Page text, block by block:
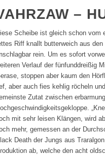
–
Scheibe ist gleich schon vom
Riff knallt butterweich aus
rein. Um es sofort
Verlauf der fünfunddreißig
stoppen aber kaum den
aber auch fies kehlig röcheln
Zutat zwischen
mit sehr leisen Klängen, wird
mehr, gemessen an der
Death der Jungs aus
ab, welche den acht